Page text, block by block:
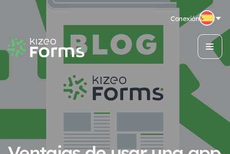
Conexión